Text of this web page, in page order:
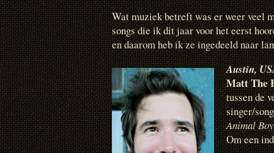
Wat muziek betreft was er weer veel
songs die ik dit jaar voor het eerst
en daarom heb ik ze ingedeeld naar
Austin,
Matt The
tussen de
singer/
Animal Boy
Om een